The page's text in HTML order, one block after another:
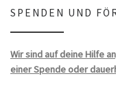
SPENDEN UND
Wir sind auf deine Hilfe
einer Spende oder